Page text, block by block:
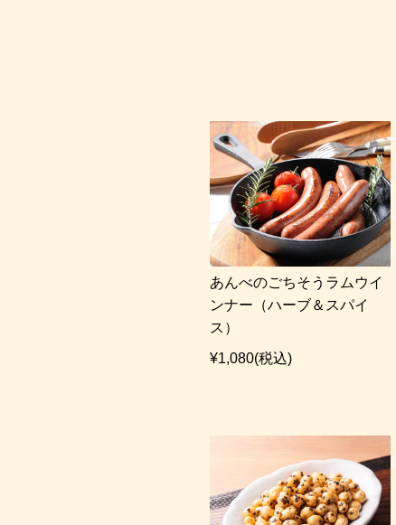
あんべのごちそうラムウイ
ンナー（ハーブ＆スパイ
ス）
¥1,080(税込)